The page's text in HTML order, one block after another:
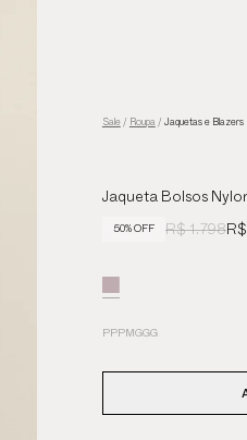
Sale / Roupa/ Jaquetas e Blazers
Jaqueta Bolsos
50% OFF R$ 1.798
PPPMGGG